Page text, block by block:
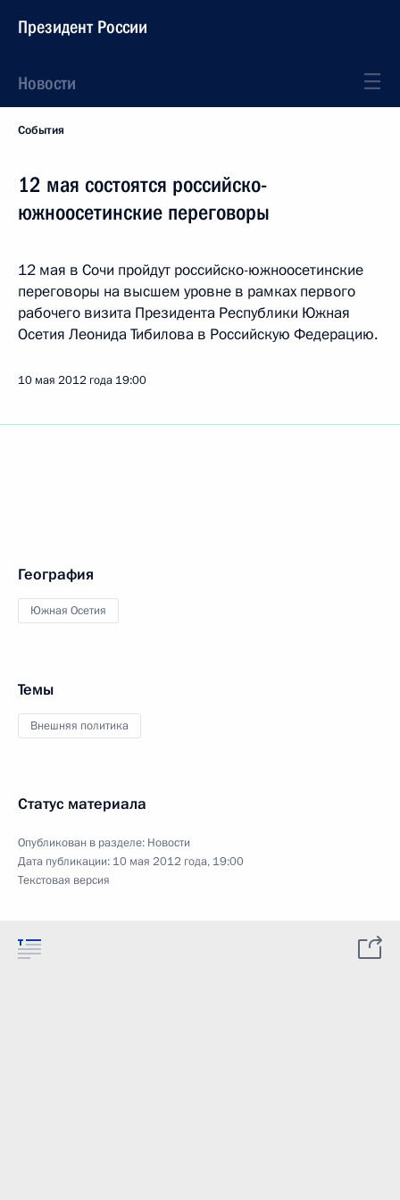
Президент России
Новости
События
12 мая состоятся российско-
южноосетинские переговоры
12 мая в Сочи пройдут российско-южноосетинские
переговоры на высшем уровне в рамках первого
рабочего визита Президента Республики Южная
Осетия Леонида Тибилова в Российскую Федерацию.
10 мая 2012 года 19:00
География
Южная Осетия
Темы
Внешняя политика
Статус материала
Опубликован в разделе: Новости
Дата публикации: 10 мая 2012 года, 19:00
Текстовая версия